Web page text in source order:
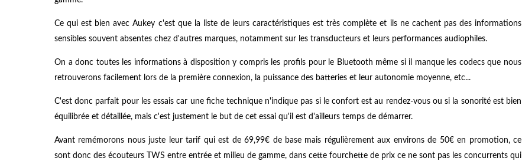
Ce qui est bien avec Aukey c'est que la liste de leurs caractéristiques est très complète et ils ne cachent pas des informations
sensibles souvent absentes chez d'autres marques, notamment sur les transducteurs et leurs performances audiophiles.
On a donc toutes les informations à disposition y compris les profils pour le Bluetooth même si il manque les codecs que nous
retrouverons facilement lors de la première connexion, la puissance des batteries et leur autonomie moyenne, etc...
C'est donc parfait pour les essais car une fiche technique n'indique pas si le confort est au rendez-vous ou si la sonorité est bien
équilibrée et détaillée, mais c'est justement le but de cet essai qu'il est d'ailleurs temps de démarrer.
Avant remémorons nous juste leur tarif qui est de 69,99€ de base mais régulièrement aux environs de 50€ en promotion, ce
sont donc des écouteurs TWS entre entrée et milieu de gamme, dans cette fourchette de prix ce ne sont pas les concurrents qui